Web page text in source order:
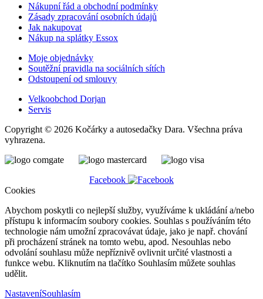
Nákupní řád a obchodní podmínky
Zásady zpracování osobních údajů
Jak nakupovat
Nákup na splátky Essox
Moje objednávky
Soutěžní pravidla na sociálních sítích
Odstoupení od smlouvy
Velkoobchod Dorjan
Servis
Copyright © 2026 Kočárky a autosedačky Dara. Všechna práva
vyhrazena.
Facebook
Cookies
Abychom poskytli co nejlepší služby, využíváme k ukládání a/nebo
přístupu k informacím soubory cookies. Souhlas s používáním této
technologie nám umožní zpracovávat údaje, jako je např. chování
při procházení stránek na tomto webu, apod. Nesouhlas nebo
odvolání souhlasu může nepříznivě ovlivnit určité vlastnosti a
funkce webu. Kliknutím na tlačítko Souhlasím můžete souhlas
udělit.
NastaveníSouhlasím